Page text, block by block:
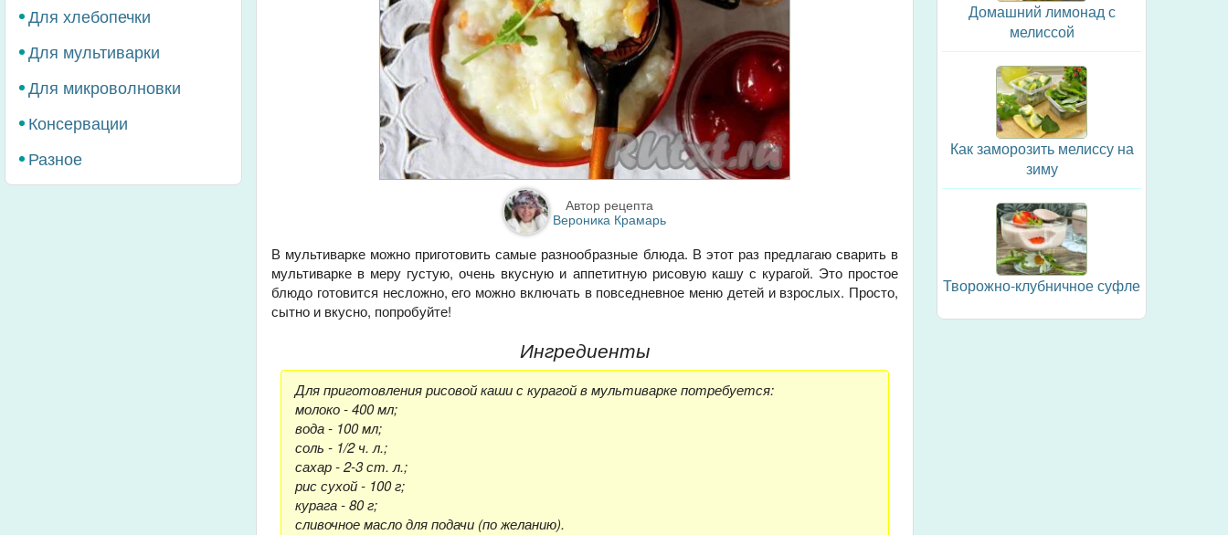
Для хлебопечки
Для мультиварки
Для микроволновки
Консервации
Разное
Автор рецепта
Вероника Крамарь
В мультиварке можно приготовить самые разнообразные блюда. В этот раз предлагаю сварить в
мультиварке в меру густую, очень вкусную и аппетитную рисовую кашу с курагой. Это простое
блюдо готовится несложно, его можно включать в повседневное меню детей и взрослых. Просто,
сытно и вкусно, попробуйте!
Ингредиенты
Для приготовления рисовой каши с курагой в мультиварке потребуется:
молоко - 400 мл;
вода - 100 мл;
соль - 1/2 ч. л.;
сахар - 2-3 ст. л.;
рис сухой - 100 г;
курага - 80 г;
сливочное масло для подачи (по желанию).
Домашний лимонад с
мелиссой
Как заморозить мелиссу на
зиму
Творожно-клубничное суфле